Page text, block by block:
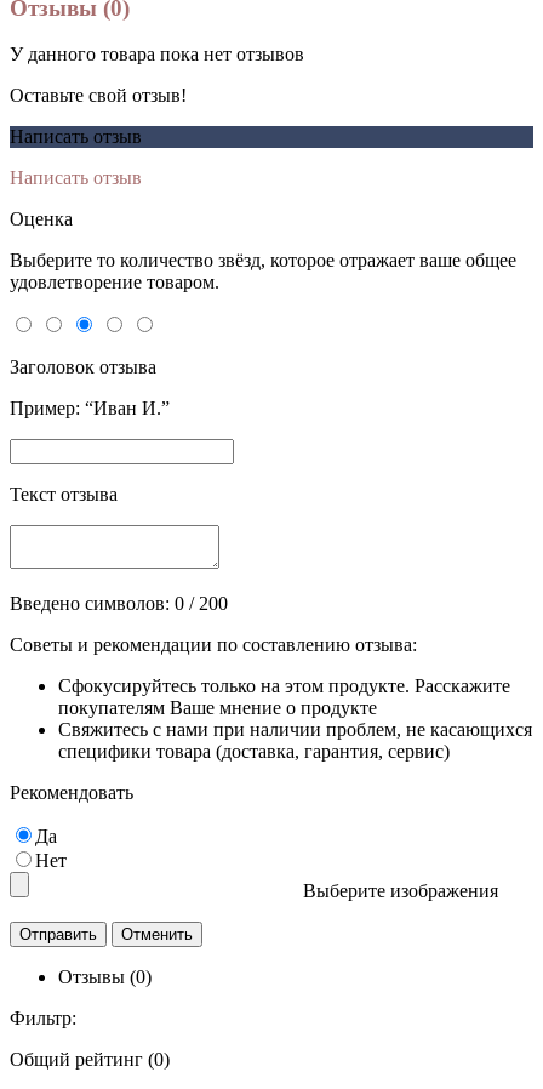
Отзывы (0)
У данного товара пока нет отзывов
Оставьте свой отзыв!
Написать отзыв
Написать отзыв
Оценка
Выберите то количество звёзд, которое отражает ваше общее
удовлетворение товаром.
Заголовок отзыва
Пример: “Иван И.”
Текст отзыва
Введено символов: 0 / 200
Советы и рекомендации по составлению отзыва:
Сфокусируйтесь только на этом продукте. Расскажите
покупателям Ваше мнение о продукте
Свяжитесь с нами при наличии проблем, не касающихся
специфики товара (доставка, гарантия, сервис)
Рекомендовать
Да
Нет
Выберите изображения
Отзывы (0)
Фильтр:
Общий рейтинг (0)